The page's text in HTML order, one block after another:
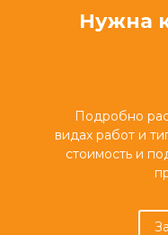
Нужна
Подробно
видах работ и
стоимость и